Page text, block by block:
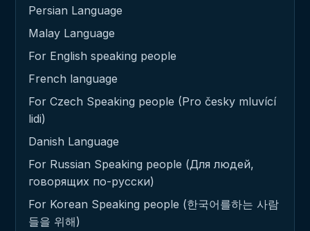
Persian Language
Malay Language
For English speaking people
French language
For Czech Speaking people (Pro česky mluvící
lidi)
Danish Language
For Russian Speaking people (Для людей,
говорящих по-русски)
For Korean Speaking people (한국어를하는 사람
들을 위해)